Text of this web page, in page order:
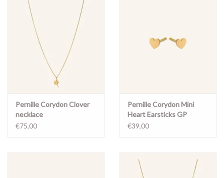
Pernille Corydon Clover
necklace
€75,00
Pernille Corydon Mini
Heart Earsticks GP
€39,00